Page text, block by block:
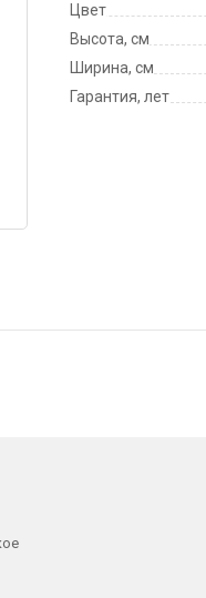
Цвет
Высота, см
Ширина, см
Гарантия, лет